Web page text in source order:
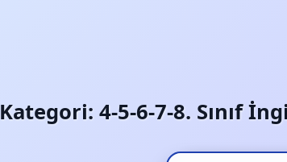
Kategori: 4-5-6-7-8. Sınıf